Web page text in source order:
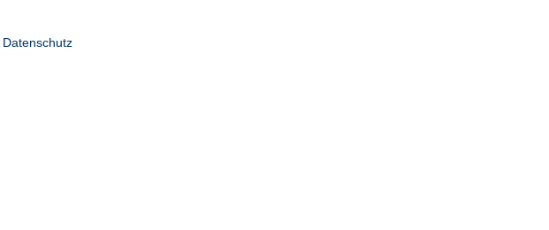
Datenschutz